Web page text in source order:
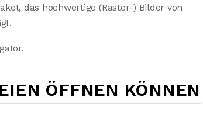
das hochwertige (Raster-) Bilder von
ÖFFNEN KÖNNEN